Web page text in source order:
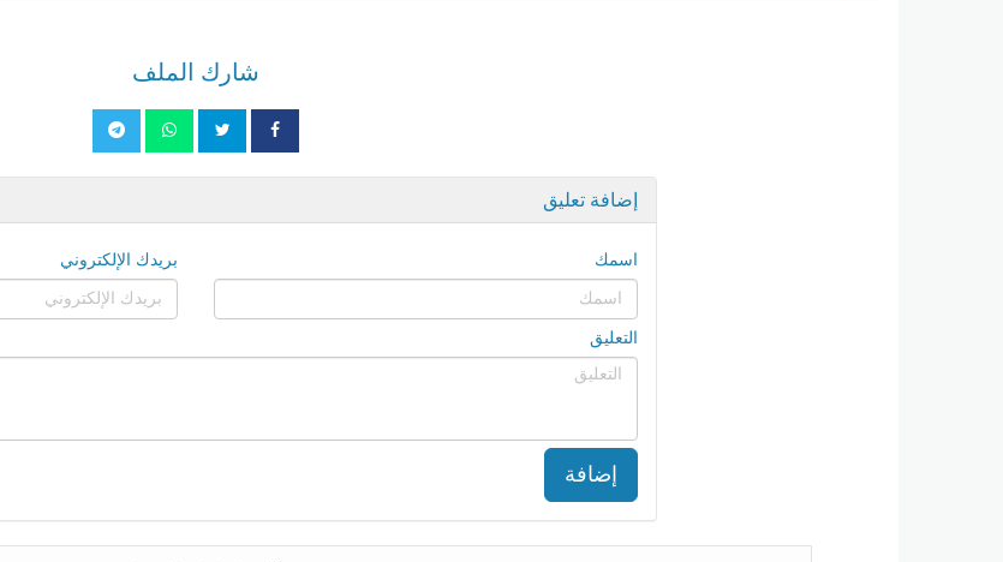
شارك الملف
إضافة تعليق
اسمك بريدك الإلكتروني
التعليق
إضافة